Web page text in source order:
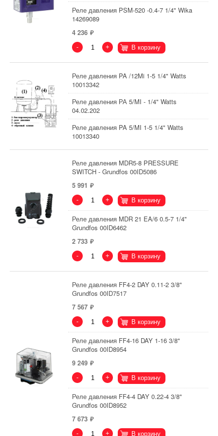
Реле давления PSM-520 -0.4-7 1/4" Wika
14269089
4 236
- + В корзину
Реле давления PA /12Mi 1-5 1/4" Watts
10013342
Реле давления РА 5/MI - 1/4" Watts
04.02.202
Реле давления PA 5/MI 1-5 1/4" Watts
10013340
Реле давления MDR5-8 PRESSURE
SWITCH - Grundfos 00ID5086
5 991
- + В корзину
Реле давления MDR 21 EA/6 0.5-7 1/4"
Grundfos 00ID6462
2 733
- + В корзину
Реле давления FF4-2 DAY 0.11-2 3/8"
Grundfos 00ID7517
7 567
- + В корзину
Реле давления FF4-16 DAY 1-16 3/8"
Grundfos 00ID8954
9 249
- + В корзину
Реле давления FF4-4 DAY 0.22-4 3/8"
Grundfos 00ID8952
7 673
- + В корзину